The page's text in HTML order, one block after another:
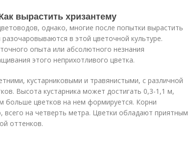
вырастить хризантему
однако, многие после попытки вырастить
в этой цветочной культуре.
опыта или абсолютного незнания
этого неприхотливого цветка.
кустарниковыми и травянистыми, с различной
Высота кустарника может достигать 0,3-1,1 м,
больше цветков на нем формируется. Корни
всего на четверть метра. Цветки обладают приятным
оттенков.